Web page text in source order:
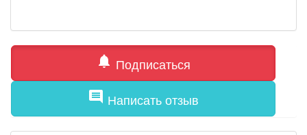
notifications Подписаться
comment Написать отзыв